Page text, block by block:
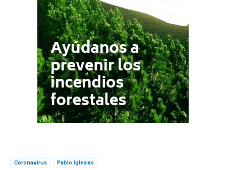
Coronavirus
Pablo Iglesias